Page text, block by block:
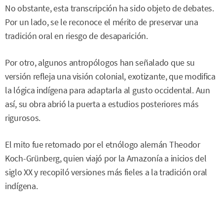
No obstante, esta transcripción ha sido objeto de debates.
Por un lado, se le reconoce el mérito de preservar una
tradición oral en riesgo de desaparición.
Por otro, algunos antropólogos han señalado que su
versión refleja una visión colonial, exotizante, que modifica
la lógica indígena para adaptarla al gusto occidental. Aun
así, su obra abrió la puerta a estudios posteriores más
rigurosos.
El mito fue retomado por el etnólogo alemán Theodor
Koch-Grünberg, quien viajó por la Amazonía a inicios del
siglo XX y recopiló versiones más fieles a la tradición oral
indígena.